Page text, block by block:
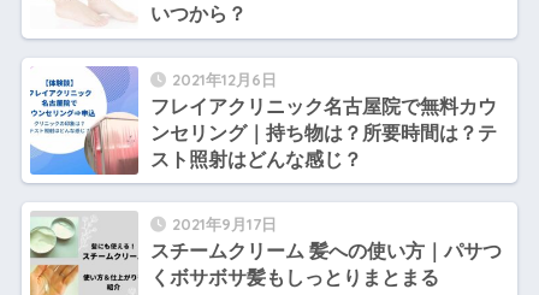
いつから？
2021年12月6日
フレイアクリニック名古屋院で無料カウ
ンセリング｜持ち物は？所要時間は？テ
スト照射はどんな感じ？
2021年9月17日
スチームクリーム 髪への使い方｜パサつ
くボサボサ髪もしっとりまとまる